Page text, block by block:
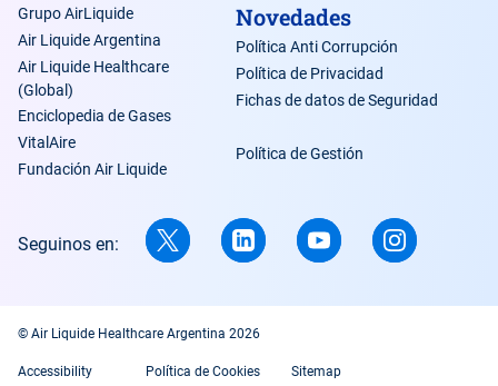
Grupo AirLiquide
Air Liquide Argentina
Air Liquide Healthcare
(Global)
Enciclopedia de Gases
VitalAire
Fundación Air Liquide
Novedades
Política Anti Corrupción
Política de Privacidad
Fichas de datos de Seguridad
Política de Gestión
Seguinos en:
© Air Liquide Healthcare Argentina 2026
Accessibility Política de Cookies Sitemap